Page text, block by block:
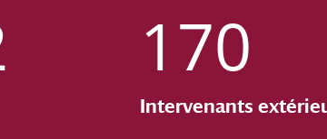
170
Intervenants